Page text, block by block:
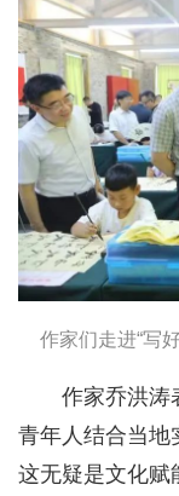
作家们走进“写
作家乔洪涛
青年人结合当地
这无疑是文化赋